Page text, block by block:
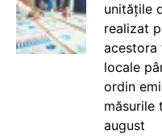
unitățile
realizat
acestora
locale
ordin
măsurile
august